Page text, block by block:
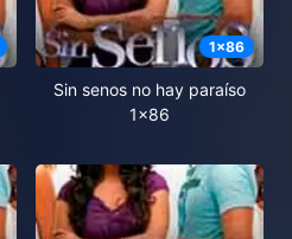
1x86
Sin senos no hay paraíso
1x86